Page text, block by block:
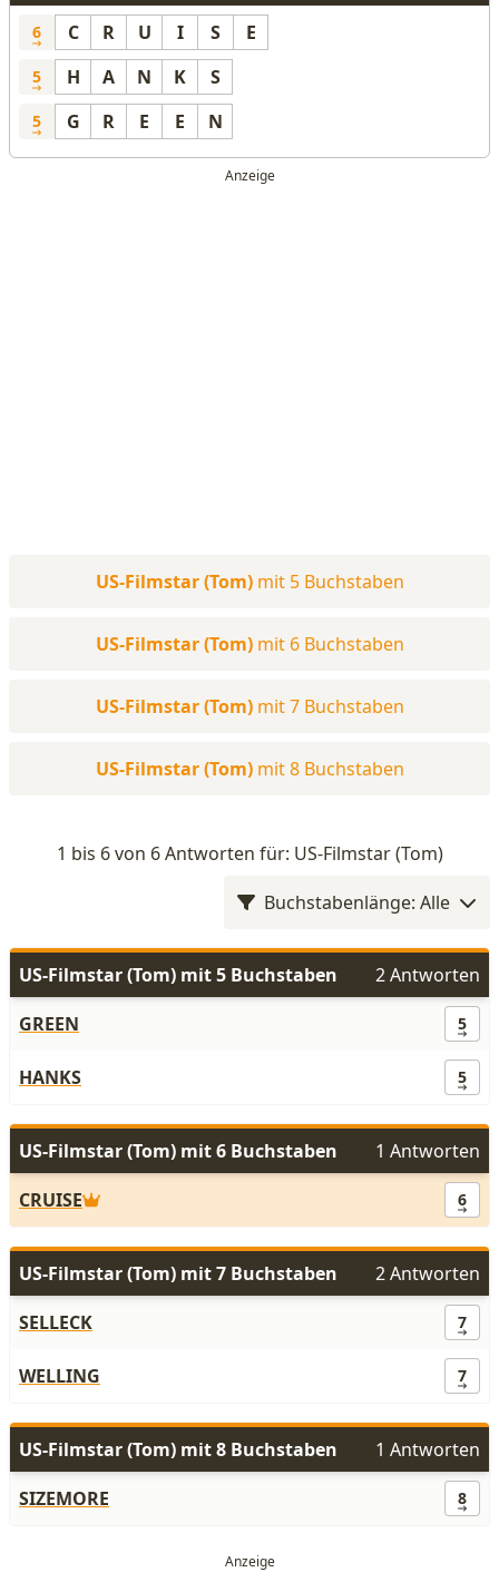
6 C R U I S E
5 H A N K S
5 G R E E N
US-Filmstar (Tom) mit 5 Buchstaben
US-Filmstar (Tom) mit 6 Buchstaben
US-Filmstar (Tom) mit 7 Buchstaben
US-Filmstar (Tom) mit 8 Buchstaben
1 bis 6 von 6 Antworten für: US-Filmstar (Tom)
Buchstabenlänge: Alle
US-Filmstar (Tom) mit 5 Buchstaben
2 Antworten
GREEN
5
HANKS 5
US-Filmstar (Tom) mit 6 Buchstaben
1 Antworten
CRUISE
6
US-Filmstar (Tom) mit 7 Buchstaben
2 Antworten
SELLECK
7
WELLING 7
US-Filmstar (Tom) mit 8 Buchstaben
1 Antworten
SIZEMORE
8